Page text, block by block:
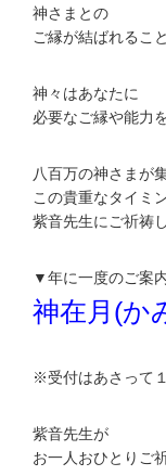
神さまとの
ご縁が結ばれるこ
神々はあなたに
必要なご縁や能力
八百万の神さまが
この貴重なタイミ
紫音先生にご祈祷
▼年に一度のご案
神在月(か
※受付はあさって
紫音先生が
お一人おひとりご